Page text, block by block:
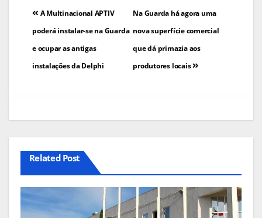
Navegação
de
artigos
Na Guarda há agora uma
nova superfície comercial
que dá primazia aos
produtores locais
A Multinacional APTIV
poderá instalar-se na Guarda
e ocupar as antigas
instalações da Delphi
Related Post